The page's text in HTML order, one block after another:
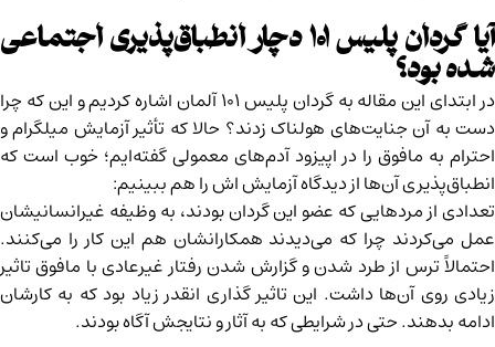
آیا گردان پلیس ۱۰۱ دچار انطباق‌پذیری اجتماعی
شده بود؟
در ابتدای این مقاله به گردان پلیس ۱۰۱ آلمان اشاره کردیم و این که چرا
دست به آن جنایت‌های هولناک زدند؟ حالا که تأثیر آزمایش میلگرام و
احترام به مافوق را در اپیزود آدم‌های معمولی گفته‌ایم؛ خوب است که
انطباق‌پذیری آن‌ها از دیدگاه آزمایش اش را هم ببینیم:
تعدادی از مردهایی که عضو این گردان بودند، به وظیفه غیرانسانیشان
عمل می‌کردند چرا که می‌دیدند همکارانشان هم این کار را می‌کنند.
احتمالاً ترس از طرد شدن و گزارش شدن رفتار غیرعادی با مافوق تاثیر
زیادی روی آن‌ها داشت. این تاثیر گذاری انقدر زیاد بود که به کارشان
ادامه بدهند. حتی در شرایطی که به آثار و نتایجش آگاه بودند.